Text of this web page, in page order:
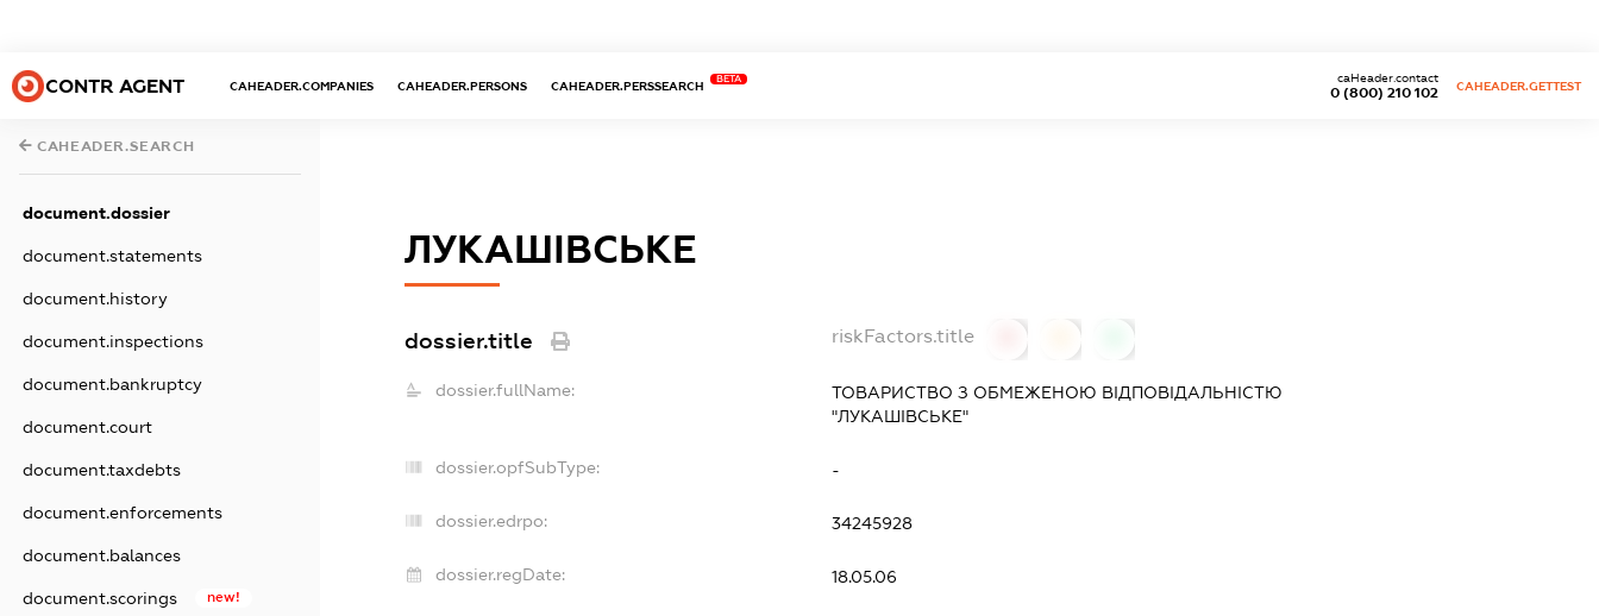
CONTR AGENT CAHEADER.COMPANIES CAHEADER.PERSONS CAHEADER.PERSSEARCH
BETA
0 (800) 210 102
caHeader.contact
CAHEADER.GETTEST
CAHEADER.SEARCH
document.dossier
document.statements
document.history
document.inspections
document.bankruptcy
document.court
document.taxdebts
document.enforcements
document.balances
document.scorings new!
ЛУКАШІВСЬКЕ
dossier.title riskFactors.title
dossier.fullName:
ТОВАРИСТВО З ОБМЕЖЕНОЮ ВІДПОВІДАЛЬНІСТЮ
"ЛУКАШІВСЬКЕ"
dossier.opfSubType: -
dossier.edrpo: 34245928
dossier.regDate: 18.05.06